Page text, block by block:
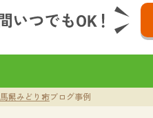
県みどり市ブログ事例